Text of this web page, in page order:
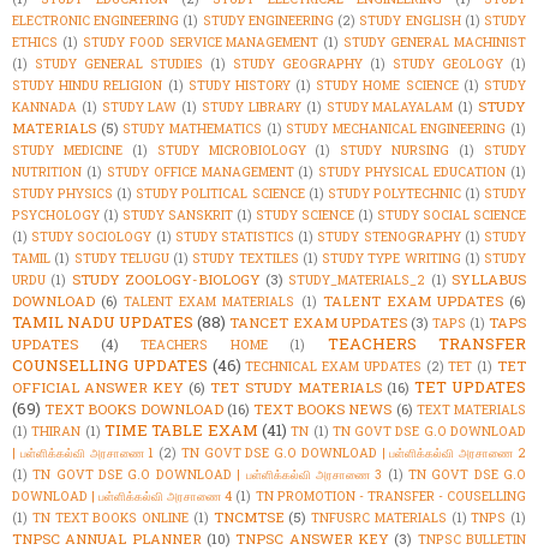
ELECTRONIC ENGINEERING (1) STUDY ENGINEERING (2) STUDY ENGLISH (1) STUDY
ETHICS (1) STUDY FOOD SERVICE MANAGEMENT (1) STUDY GENERAL MACHINIST
(1) STUDY GENERAL STUDIES (1) STUDY GEOGRAPHY (1) STUDY GEOLOGY (1)
STUDY HINDU RELIGION (1) STUDY HISTORY (1) STUDY HOME SCIENCE (1) STUDY
KANNADA (1) STUDY LAW (1) STUDY LIBRARY (1) STUDY MALAYALAM (1) STUDY
MATERIALS (5) STUDY MATHEMATICS (1) STUDY MECHANICAL ENGINEERING (1)
STUDY MEDICINE
(1) STUDY MICROBIOLOGY (1) STUDY NURSING (1)
STUDY
NUTRITION (1) STUDY OFFICE MANAGEMENT (1) STUDY PHYSICAL EDUCATION (1)
STUDY PHYSICS (1) STUDY POLITICAL SCIENCE (1) STUDY POLYTECHNIC (1) STUDY
PSYCHOLOGY (1) STUDY SANSKRIT (1) STUDY SCIENCE (1) STUDY SOCIAL SCIENCE
(1) STUDY SOCIOLOGY (1) STUDY STATISTICS (1) STUDY STENOGRAPHY (1) STUDY
TAMIL (1) STUDY TELUGU (1) STUDY TEXTILES (1) STUDY TYPE WRITING (1) STUDY
URDU (1) STUDY ZOOLOGY-BIOLOGY (3) STUDY_MATERIALS_2 (1) SYLLABUS
DOWNLOAD (6) TALENT EXAM MATERIALS (1) TALENT EXAM UPDATES (6)
TAMIL NADU UPDATES (88) TANCET EXAM UPDATES (3) TAPS (1) TAPS
UPDATES
(4) TEACHERS HOME (1)
TEACHERS TRANSFER
COUNSELLING UPDATES (46) TECHNICAL EXAM UPDATES (2) TET (1) TET
OFFICIAL ANSWER KEY (6) TET STUDY MATERIALS (16) TET UPDATES
(69) TEXT BOOKS DOWNLOAD (16) TEXT BOOKS NEWS (6) TEXT MATERIALS
(1) THIRAN (1) TIME TABLE EXAM (41) TN (1) TN GOVT DSE G.O DOWNLOAD
| பள்ளிக்கல்வி அரசாணை 1 (2) TN GOVT DSE G.O DOWNLOAD | பள்ளிக்கல்வி அரசாணை 2
(1) TN GOVT DSE G.O DOWNLOAD | பள்ளிக்கல்வி அரசாணை 3 (1) TN GOVT DSE G.O
DOWNLOAD | பள்ளிக்கல்வி அரசாணை 4 (1) TN PROMOTION - TRANSFER - COUSELLING
(1) TN TEXT BOOKS ONLINE (1) TNCMTSE (5) TNFUSRC MATERIALS (1) TNPS (1)
TNPSC ANNUAL PLANNER (10) TNPSC ANSWER KEY (3) TNPSC BULLETIN